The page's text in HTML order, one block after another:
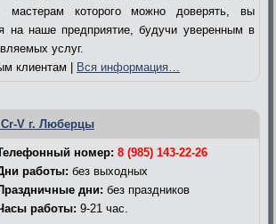
мастерам которого можно доверять, вы
на наше предприятие, будучи уверенным в
услуг.
клиентам | Вся информация…
V г. Люберцы
номер: 8 (985) 143-22-26
работы: без выходных
дни: без праздников
работы: 9-21 час.